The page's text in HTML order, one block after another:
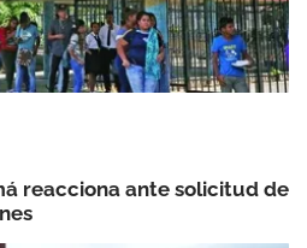
reacciona ante solicitud de